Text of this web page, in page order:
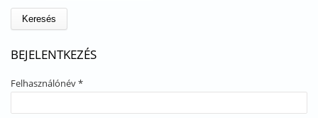
BEJELENTKEZÉS
Felhasználónév*